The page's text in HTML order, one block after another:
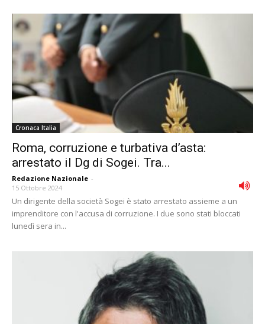
Cronaca Italia
Roma, corruzione e turbativa d’asta:
arrestato il Dg di Sogei. Tra...
Redazione Nazionale -
15 Ottobre 2024
Un dirigente della società Sogei è stato arrestato assieme a un
imprenditore con l'accusa di corruzione. I due sono stati bloccati
lunedì sera in...